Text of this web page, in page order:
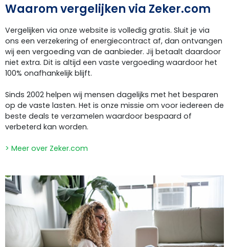
Waarom vergelijken via Zeker.com
Vergelijken via onze website is volledig gratis. Sluit je via
ons een verzekering of energiecontract af, dan ontvangen
wij een vergoeding van de aanbieder. Jij betaalt daardoor
niet extra. Dit is altijd een vaste vergoeding waardoor het
100% onafhankelijk blijft.
Sinds 2002 helpen wij mensen dagelijks met het besparen
op de vaste lasten. Het is onze missie om voor iedereen de
beste deals te verzamelen waardoor bespaard of
verbeterd kan worden.
> Meer over Zeker.com